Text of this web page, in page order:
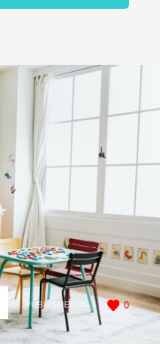
0
PUBLISHED IN